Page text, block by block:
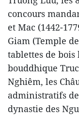
concours
et Mac (1442-
Giam (Temple
tablettes de
bouddhique
Nghiêm, les
administratifs
dynastie des